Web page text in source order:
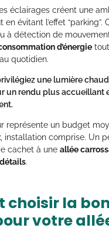
éclairages créent une
évitant l’effet “parking”.
à détection de
d’énergie
quotidien.
une lumière
un rendu plus accueillant
représente un budget
, installation comprise. Un
cachet à une allée
.
choisir la
votre